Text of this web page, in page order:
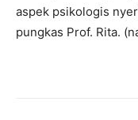
aspek psikologis
pungkas Prof. Rita.